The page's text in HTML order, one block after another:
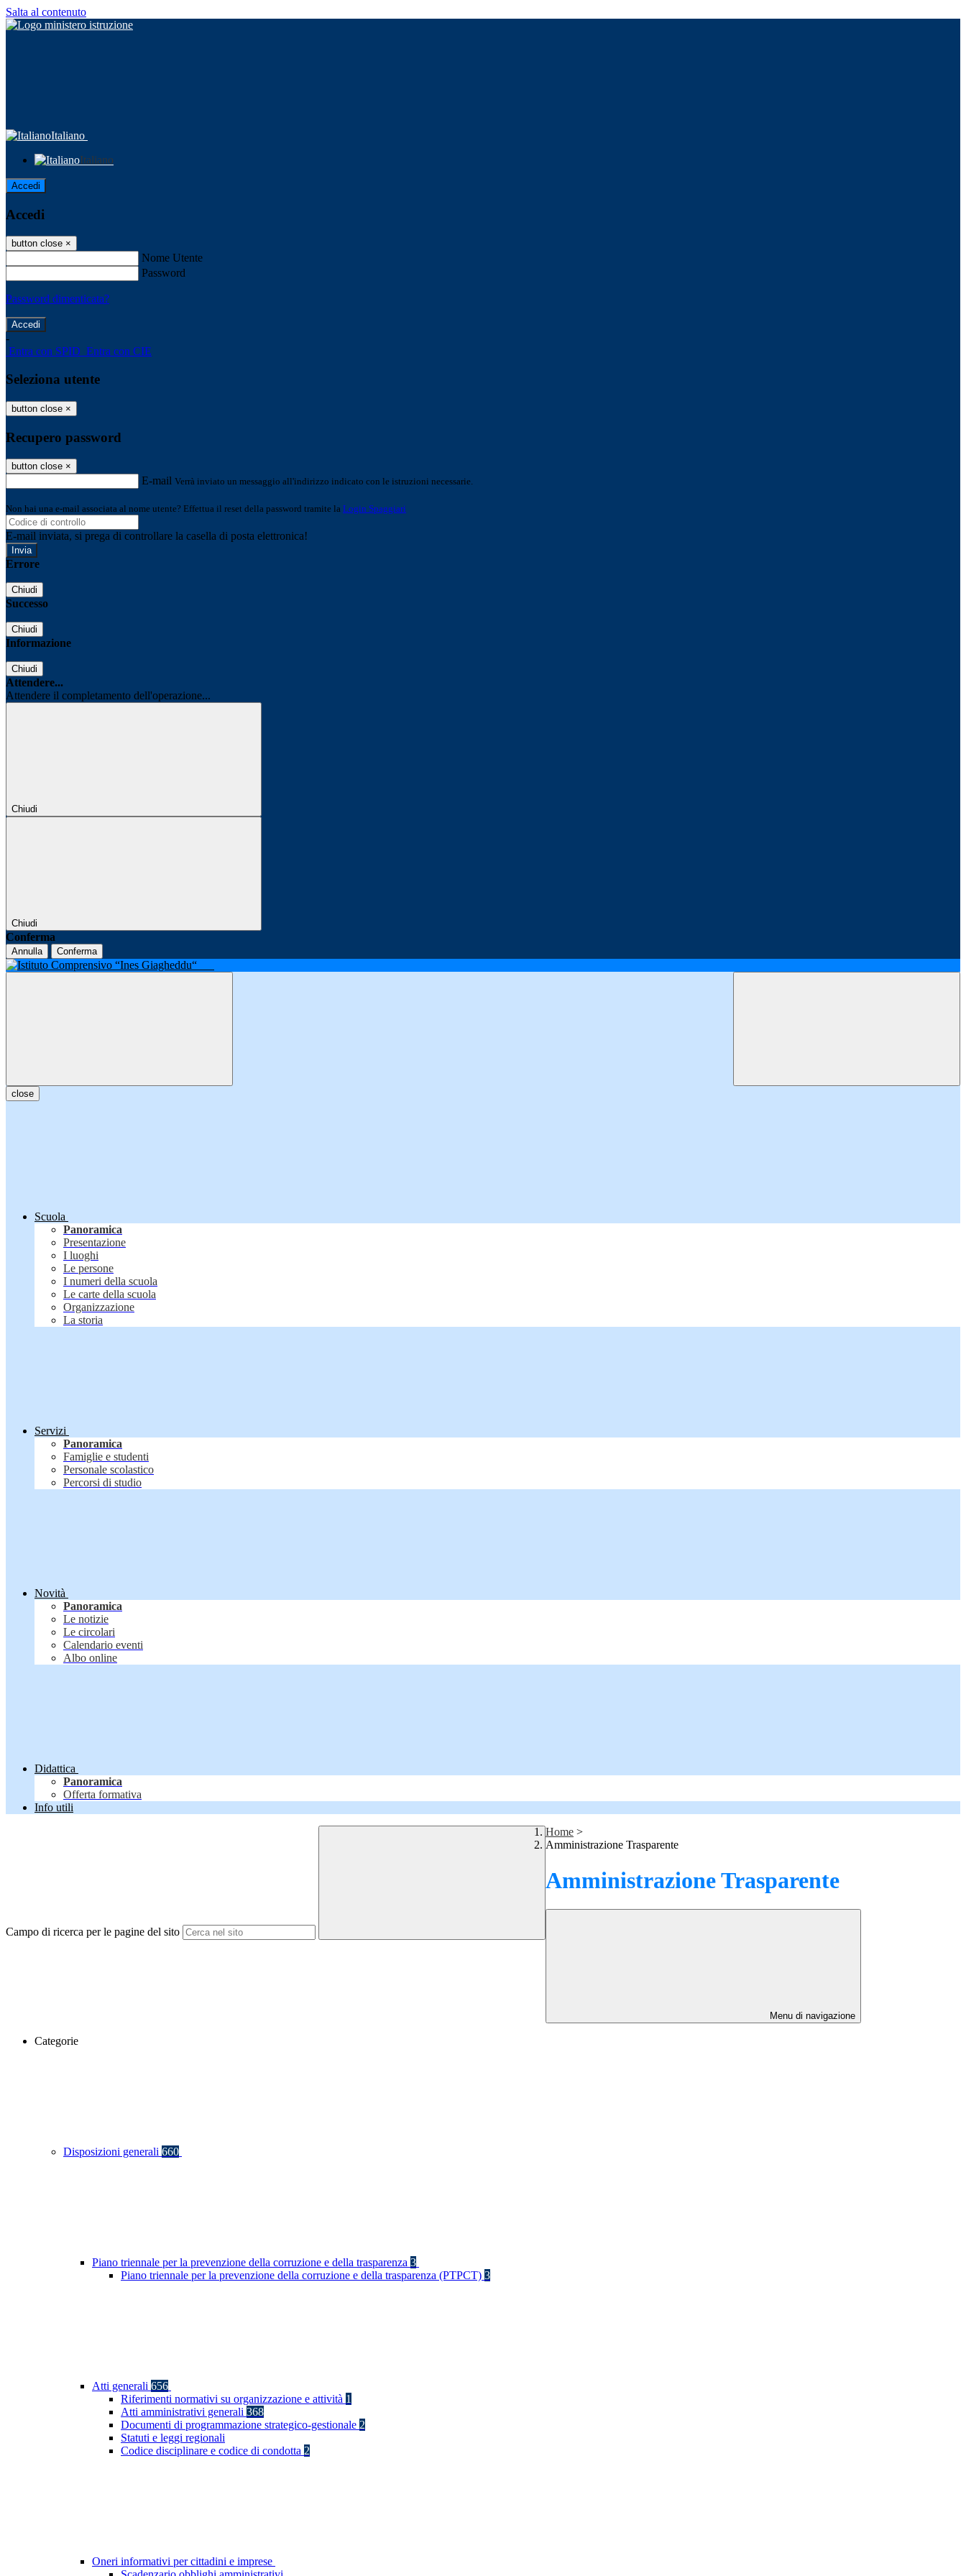
Salta al contenuto
Italiano
Italiano
Accedi
Accedi
button close ×
Nome Utente
Password
Password dimenticata?
-
Entra con SPID Entra con CIE
Seleziona utente
button close ×
Recupero password
button close ×
E-mail Verrà inviato un messaggio all'indirizzo indicato con le istruzioni necessarie.
Non hai una e-mail associata al nome utente? Effettua il reset della password tramite la Login Spaggiari
E-mail inviata, si prega di controllare la casella di posta elettronica!
Errore
Chiudi
Successo
Chiudi
Informazione
Chiudi
Attendere...
Attendere il completamento dell'operazione...
Chiudi
Chiudi
Conferma
Annulla Conferma
close
Scuola
Panoramica
Presentazione
I luoghi
Le persone
I numeri della scuola
Le carte della scuola
Organizzazione
La storia
Servizi
Panoramica
Famiglie e studenti
Personale scolastico
Percorsi di studio
Novità
Panoramica
Le notizie
Le circolari
Calendario eventi
Albo online
Didattica
Panoramica
Offerta formativa
Info utili
Campo di ricerca per le pagine del sito
Home >
Amministrazione Trasparente
Amministrazione Trasparente
Menu di navigazione
Categorie
Disposizioni generali 660
Piano triennale per la prevenzione della corruzione e della trasparenza 3
Piano triennale per la prevenzione della corruzione e della trasparenza (PTPCT) 3
Atti generali 656
Riferimenti normativi su organizzazione e attività 1
Atti amministrativi generali 368
Documenti di programmazione strategico-gestionale 2
Statuti e leggi regionali
Codice disciplinare e codice di condotta 2
Oneri informativi per cittadini e imprese